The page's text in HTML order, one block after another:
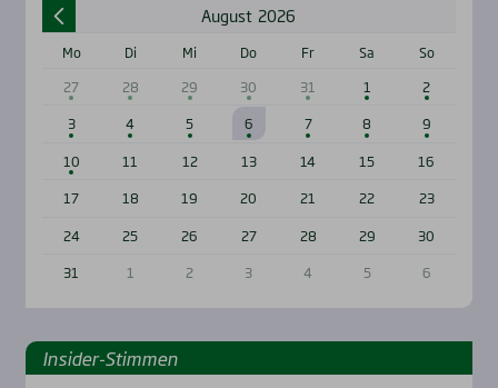
August 2026
Mo Di Mi Do Fr Sa
So
27
28 29 30 31 1
2
3
4 5 6 7 8
9
10
11 12 13 14 15
16
17
18 19 20 21 22
23
24
25 26 27 28 29
30
31
1 2 3 4 5 6
Insi­der-Stim­men